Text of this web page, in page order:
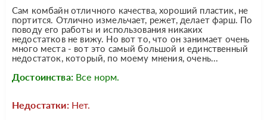
Сам комбайн отличного качества, хороший пластик, не
портится. Отлично измельчает, режет, делает фарш. По
поводу его работы и использования никаких
недостатков не вижу. Но вот то, что он занимает очень
много места - вот это самый большой и единственный
недостаток, который, по моему мнения, очень...
Достоинства: Все норм.
Недостатки: Нет.